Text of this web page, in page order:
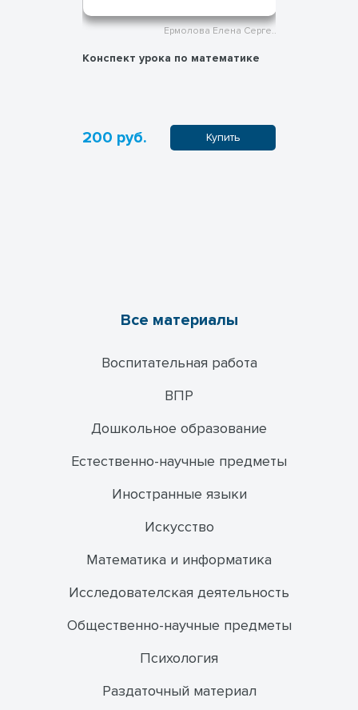
Ермолова Елена Серге..
Конспект урока по математике
200 руб. Купить
Все материалы
Воспитательная работа
ВПР
Дошкольное образование
Естественно-научные предметы
Иностранные языки
Искусство
Математика и информатика
Исследователская деятельность
Общественно-научные предметы
Психология
Раздаточный материал